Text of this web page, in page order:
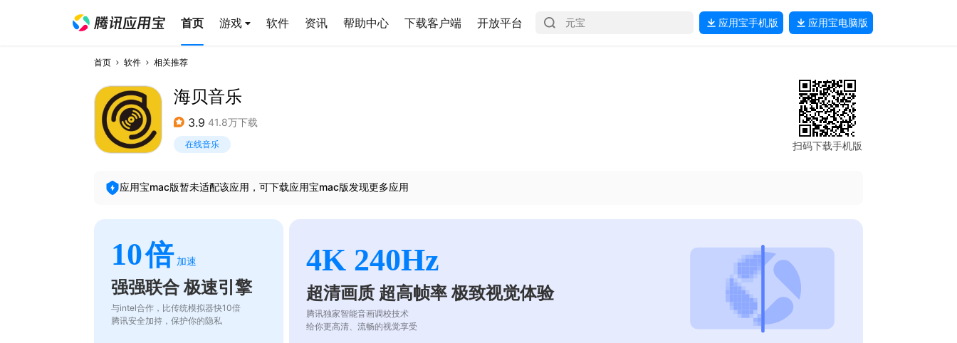
首页 游戏 软件 资讯 帮助中心 下载客户端 开放平台 应用宝手机版 应用宝电脑版
首页 软件 相关推荐
海贝音乐
3.9 41.8万下载
在线音乐 扫码下载手机版
应用宝mac版暂未适配该应用，可下载应用宝mac版发现更多应用
10倍 加速
强强联合 极速引擎
与intel合作，比传统模拟器快10倍
腾讯安全加持，保护你的隐私
4K 240Hz
超清画质 超高帧率 极致视觉体验
腾讯独家智能音画调校技术
给你更高清、流畅的视觉享受